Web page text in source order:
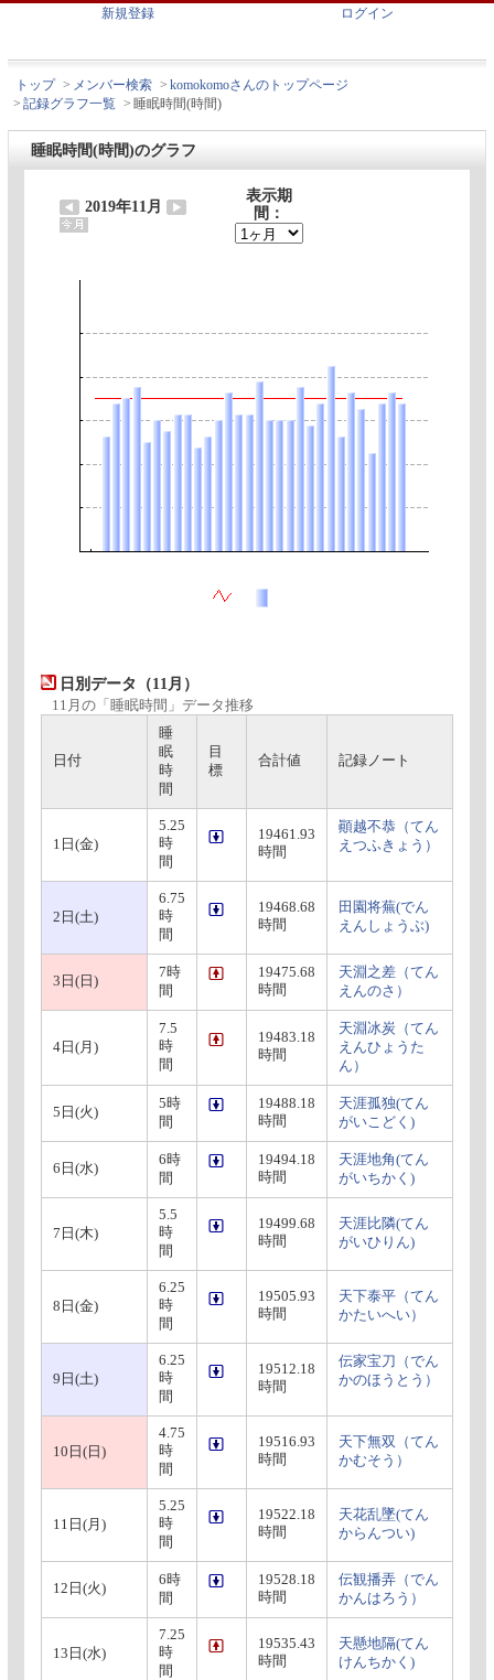
新規登録 ログイン
トップ > メンバー検索 > komokomoさんのトップページ
> 記録グラフ一覧 > 睡眠時間(時間)
睡眠時間(時間)のグラフ
2019年11月
表示期
間：
日別データ（11月）
11月の「睡眠時間」データ推移
日付
睡
眠
時
間
目
標
合計値 記録ノート
1日(金)
5.25
時
間
19461.93
時間
顚越不恭（てん
えつふきょう）
2日(土)
6.75
時
間
19468.68
時間
田園将蕪(でん
えんしょうぶ)
3日(日)
7時
間
19475.68
時間
天淵之差（てん
えんのさ）
4日(月)
7.5
時
間
19483.18
時間
天淵冰炭（てん
えんひょうた
ん）
5日(火)
5時
間
19488.18
時間
天涯孤独(てん
がいこどく)
6日(水)
6時
間
19494.18
時間
天涯地角(てん
がいちかく)
7日(木)
5.5
時
間
19499.68
時間
天涯比隣(てん
がいひりん)
8日(金)
6.25
時
間
19505.93
時間
天下泰平（てん
かたいへい）
9日(土)
6.25
時
間
19512.18
時間
伝家宝刀（でん
かのほうとう）
10日(日)
4.75
時
間
19516.93
時間
天下無双（てん
かむそう）
11日(月)
5.25
時
間
19522.18
時間
天花乱墜(てん
からんつい)
12日(火)
6時
間
19528.18
時間
伝観播弄（でん
かんはろう）
13日(水)
7.25
時
間
19535.43
時間
天懸地隔(てん
けんちかく)